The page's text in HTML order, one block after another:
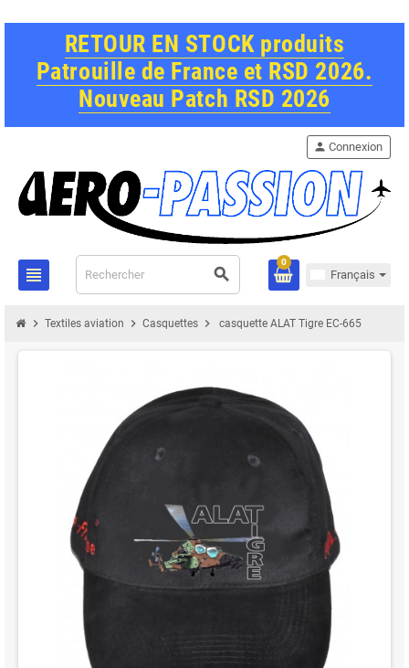
RETOUR EN STOCK produits
Patrouille de France et RSD 2026.
Nouveau Patch RSD 2026
view_headline search
person Connexion
0
Français
chevron_right Textiles aviation chevron_right Casquettes chevron_right casquette ALAT Tigre EC-665